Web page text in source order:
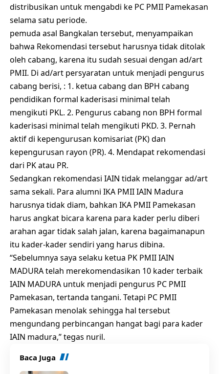
distribusikan untuk mengabdi ke PC PMII Pamekasan
selama satu periode.
pemuda asal Bangkalan tersebut, menyampaikan
bahwa Rekomendasi tersebut harusnya tidak ditolak
oleh cabang, karena itu sudah sesuai dengan ad/art
PMII. Di ad/art persyaratan untuk menjadi pengurus
cabang berisi, : 1. ketua cabang dan BPH cabang
pendidikan formal kaderisasi minimal telah
mengikuti PKL. 2. Pengurus cabang non BPH formal
kaderisasi minimal telah mengikuti PKD. 3. Pernah
aktif di kepengurusan komisariat (PK) dan
kepengurusan rayon (PR). 4. Mendapat rekomendasi
dari PK atau PR.
Sedangkan rekomendasi IAIN tidak melanggar ad/art
sama sekali. Para alumni IKA PMII IAIN Madura
harusnya tidak diam, bahkan IKA PMII Pamekasan
harus angkat bicara karena para kader perlu diberi
arahan agar tidak salah jalan, karena bagaimanapun
itu kader-kader sendiri yang harus dibina.
“Sebelumnya saya selaku ketua PK PMII IAIN
MADURA telah merekomendasikan 10 kader terbaik
IAIN MADURA untuk menjadi pengurus PC PMII
Pamekasan, tertanda tangani. Tetapi PC PMII
Pamekasan menolak sehingga hal tersebut
mengundang perbincangan hangat bagi para kader
IAIN madura,” tegas nuril.
Baca Juga